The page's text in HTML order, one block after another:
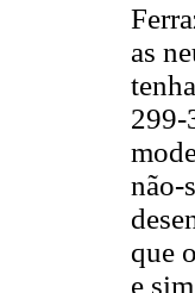
as
299-
não-
que
e